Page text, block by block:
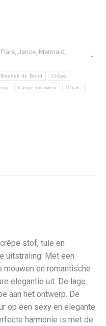
, Jarice, Mermaid,
Boetiek de Bruid Crêpe
Lange mouwen V-hals
stof, tule en
uitstraling. Met een
mouwen en romantische
elegantie uit. De lage
aan het ontwerp. De
op een sexy en elegante
harmonie is met de